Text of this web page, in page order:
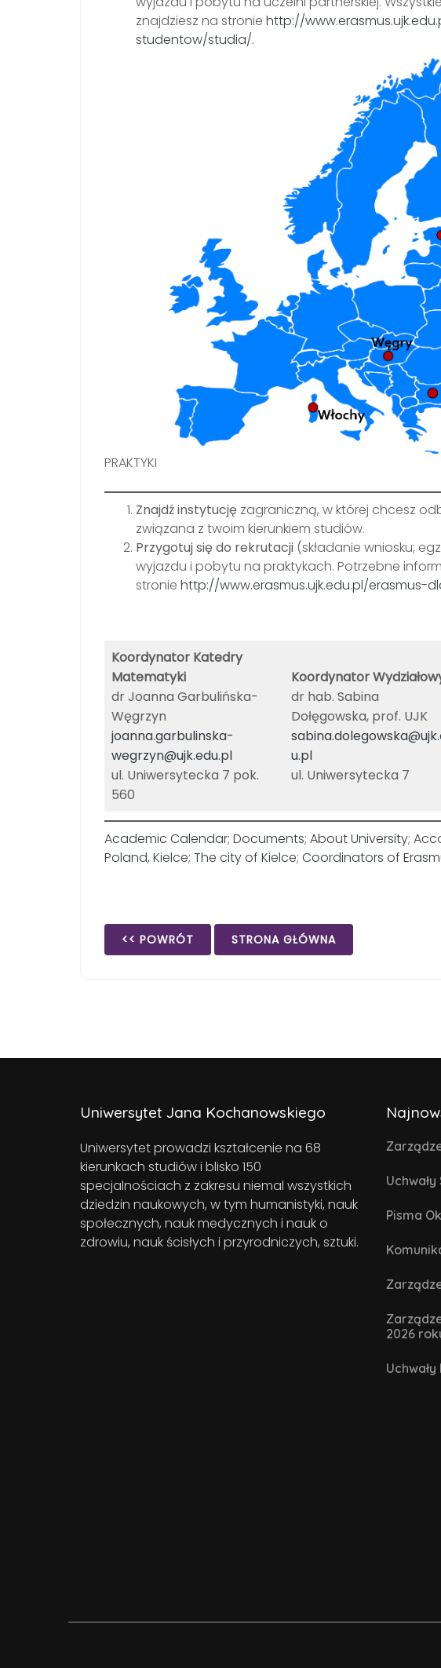
znajdziesz na stronie http://
studentow/studia/.
PRAKTYKI
Znajdź instytucję zagraniczną, w której chcesz
związana z twoim kierunkiem studiów.
Przygotuj się do rekrutacji (składanie wniosku;
wyjazdu i pobytu na praktykach. Potrzebne
stronie http://www.erasmus.ujk.edu.pl/erasmus-
Koordynator Katedry
Matematyki
dr Joanna Garbulińska-
Węgrzyn
joanna.garbulinska-
wegrzyn@ujk.edu.pl
ul. Uniwersytecka 7 pok.
560
Koordynator
dr hab. Sabina
Dołęgowska, prof. UJK
u.pl
ul. Uniwersytecka 7
Academic Calendar; Documents; About University;
Poland, Kielce; The city of Kielce; Coordinators of
<< POWRÓT STRONA GŁÓWNA
Uniwersytet Jana Kochanowskiego
Uniwersytet prowadzi kształcenie na 68
kierunkach studiów i blisko 150
specjalnościach z zakresu niemal wszystkich
dziedzin naukowych, w tym humanistyki, nauk
społecznych, nauk medycznych i nauk o
zdrowiu, nauk ścisłych i przyrodniczych, sztuki.
Pisma
2026